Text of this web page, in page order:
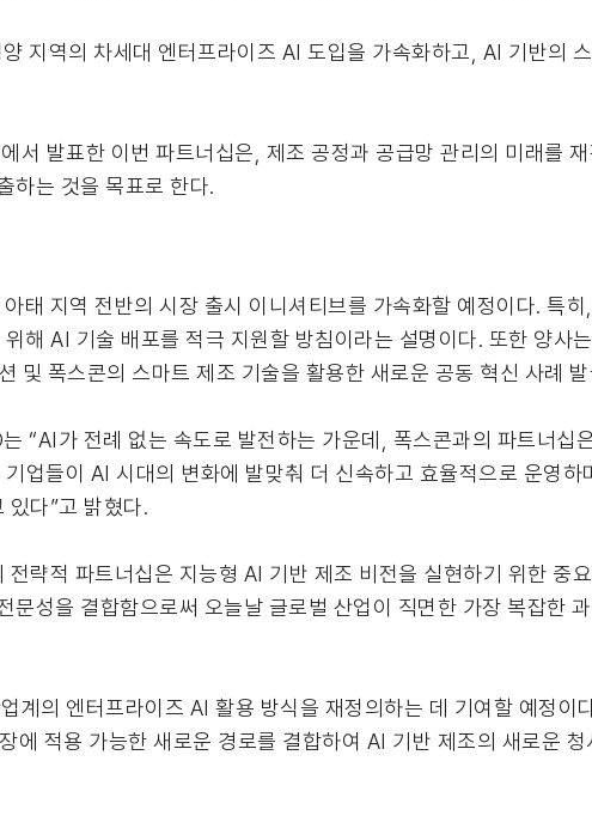
지역의 차세대 엔터프라이즈 AI 도입을 가속화하고, AI 기반의
서 발표한 이번 파트너십은, 제조 공정과 공급망 관리의 미래를
하는 것을 목표로 한다.
태 지역 전반의 시장 출시 이니셔티브를 가속화할 예정이다. 특
해 AI 기술 배포를 적극 지원할 방침이라는 설명이다. 또한 양
폭스콘의 스마트 제조 기술을 활용한 새로운 공동 혁신 사례
“AI가 전례 없는 속도로 발전하는 가운데, 폭스콘과의 파트너십
업들이 AI 시대의 변화에 발맞춰 더 신속하고 효율적으로 운영
있다”고 밝혔다.
략적 파트너십은 지능형 AI 기반 제조 비전을 실현하기 위한 중
문성을 결합함으로써 오늘날 글로벌 산업이 직면한 가장 복잡한
계의 엔터프라이즈 AI 활용 방식을 재정의하는 데 기여할 예정이
에 적용 가능한 새로운 경로를 결합하여 AI 기반 제조의 새로운